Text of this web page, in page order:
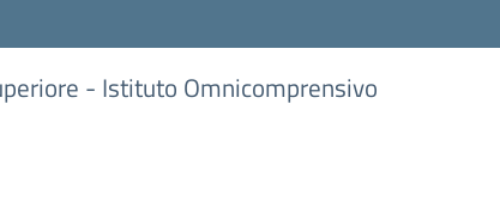
- Istituto Omnicomprensivo